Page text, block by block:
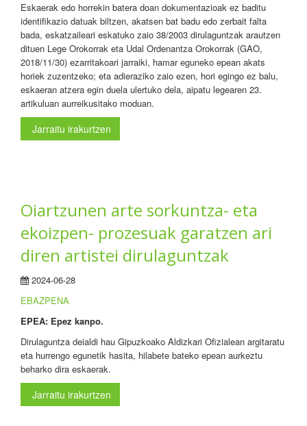
Eskaerak edo horrekin batera doan dokumentazioak ez baditu
identifikazio datuak biltzen, akatsen bat badu edo zerbait falta
bada, eskatzaileari eskatuko zaio 38/2003 dirulaguntzak arautzen
dituen Lege Orokorrak eta Udal Ordenantza Orokorrak (GAO,
2018/11/30) ezarritakoari jarraiki, hamar eguneko epean akats
horiek zuzentzeko; eta adieraziko zaio ezen, hori egingo ez balu,
eskaeran atzera egin duela ulertuko dela, aipatu legearen 23.
artikuluan aurreikusitako moduan.
Jarraitu irakurtzen
Oiartzunen arte sorkuntza- eta
ekoizpen- prozesuak garatzen ari
diren artistei dirulaguntzak
2024-06-28
EBAZPENA
EPEA: Epez kanpo.
Dirulaguntza deialdi hau Gipuzkoako Aldizkari Ofizialean argitaratu
eta hurrengo egunetik hasita, hilabete bateko epean aurkeztu
beharko dira eskaerak.
Jarraitu irakurtzen